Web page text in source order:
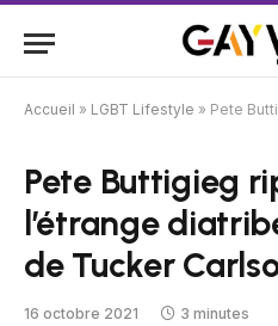
Accueil » LGBT Lifestyle » Pete Buttigieg
Pete Buttigieg
l’étrange
de Tucker
16 octobre 2021 3 minutes